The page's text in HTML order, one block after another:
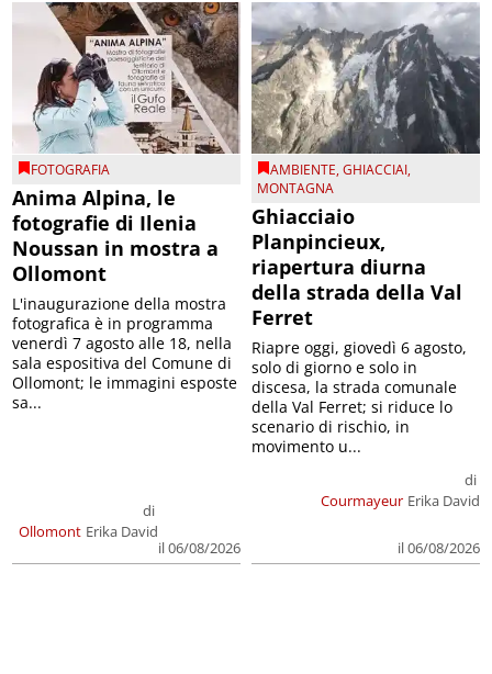
FOTOGRAFIA
Anima Alpina, le
fotografie di Ilenia
Noussan in mostra a
Ollomont
Ollomont
di
Erika David
il 06/08/2026
L'inaugurazione della mostra
fotografica è in programma
venerdì 7 agosto alle 18, nella
sala espositiva del Comune di
Ollomont; le immagini esposte
sa...
AMBIENTE,GHIACCIAI,
MONTAGNA
Ghiacciaio
Planpincieux,
riapertura diurna
della strada della Val
Ferret
Courmayeur
di
Erika David
il 06/08/2026
Riapre oggi, giovedì 6 agosto,
solo di giorno e solo in
discesa, la strada comunale
della Val Ferret; si riduce lo
scenario di rischio, in
movimento u...